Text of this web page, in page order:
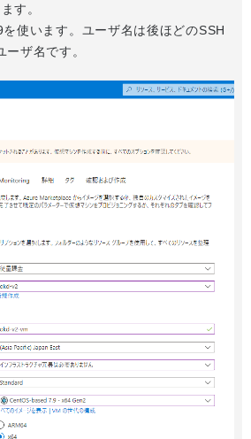
す。
使います。ユーザ名は後ほどのSSH
ザ名です。